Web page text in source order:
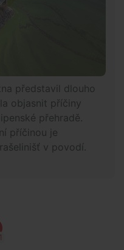
představil dlouho
objasnit příčiny
přehradě.
příčinou je
v povodí.
1